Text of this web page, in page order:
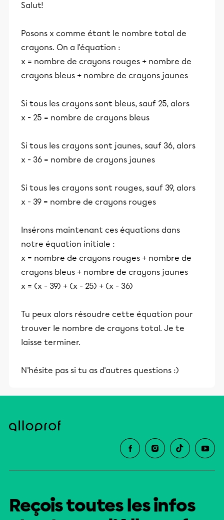
Salut!
Posons x comme étant le nombre total de
crayons. On a l'équation :
x = nombre de crayons rouges + nombre de
crayons bleus + nombre de crayons jaunes
Si tous les crayons sont bleus, sauf 25, alors
x - 25 = nombre de crayons bleus
Si tous les crayons sont jaunes, sauf 36, alors
x - 36 = nombre de crayons jaunes
Si tous les crayons sont rouges, sauf 39, alors
x - 39 = nombre de crayons rouges
Insérons maintenant ces équations dans
notre équation initiale :
x = nombre de crayons rouges + nombre de
crayons bleus + nombre de crayons jaunes
x = (x - 39) + (x - 25) + (x - 36)
Tu peux alors résoudre cette équation pour
trouver le nombre de crayons total. Je te
laisse terminer.
N'hésite pas si tu as d'autres questions :)
Reçois toutes les infos